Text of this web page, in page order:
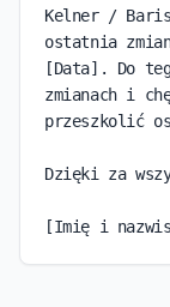
Kelner /
ostatnia
[Data]. Do
zmianach i
przeszkolić
Dzięki za
[Imię i